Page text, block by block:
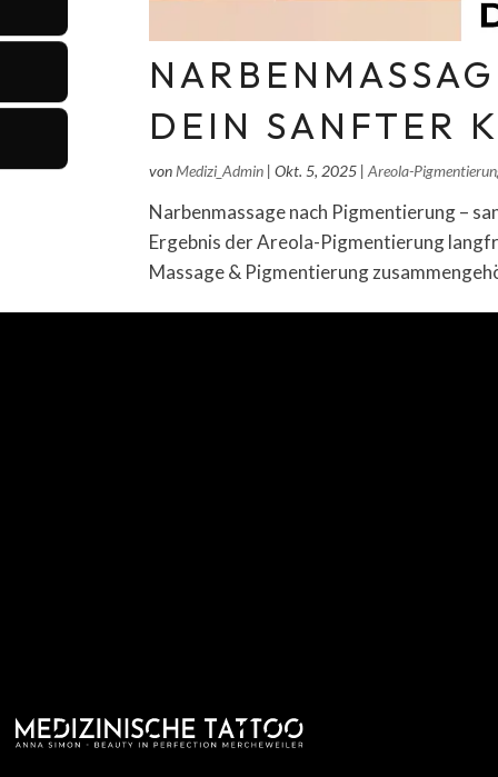
DEIN SANFTER
von Medizi_Admin |Okt. 5, 2025 |Areola-
Narbenmassage nach Pigmentierung –
Ergebnis der Areola-Pigmentierung
Massage & Pigmentierung